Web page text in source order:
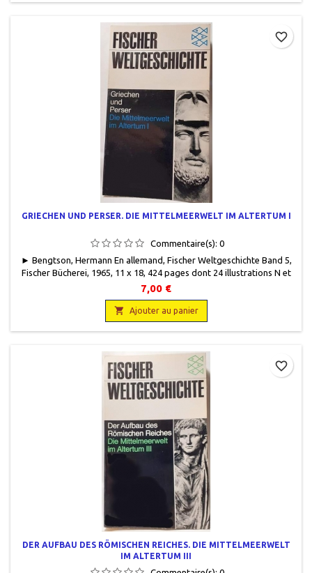
GRIECHEN UND PERSER. DIE MITTELMEERWELT IM ALTERTUM I
Commentaire(s): 0
► Bengtson, Hermann En allemand, Fischer Weltgeschichte Band 5,
Fischer Bücherei, 1965, 11 x 18, 424 pages dont 24 illustrations N et
B, broché, occasion.Bon état.
7,00 €
 Ajouter au panier
favorite_border
DER AUFBAU DES RÖMISCHEN REICHES. DIE MITTELMEERWELT
IM ALTERTUM III
favorite_border